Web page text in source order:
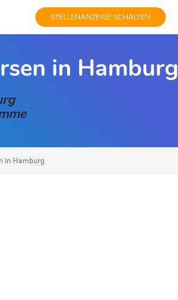
STELLENANZEIGE SCHALTEN
in Hamburg
in Hamburg